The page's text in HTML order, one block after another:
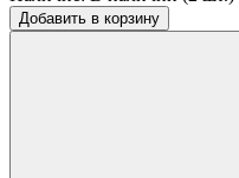
Добавить в корзину